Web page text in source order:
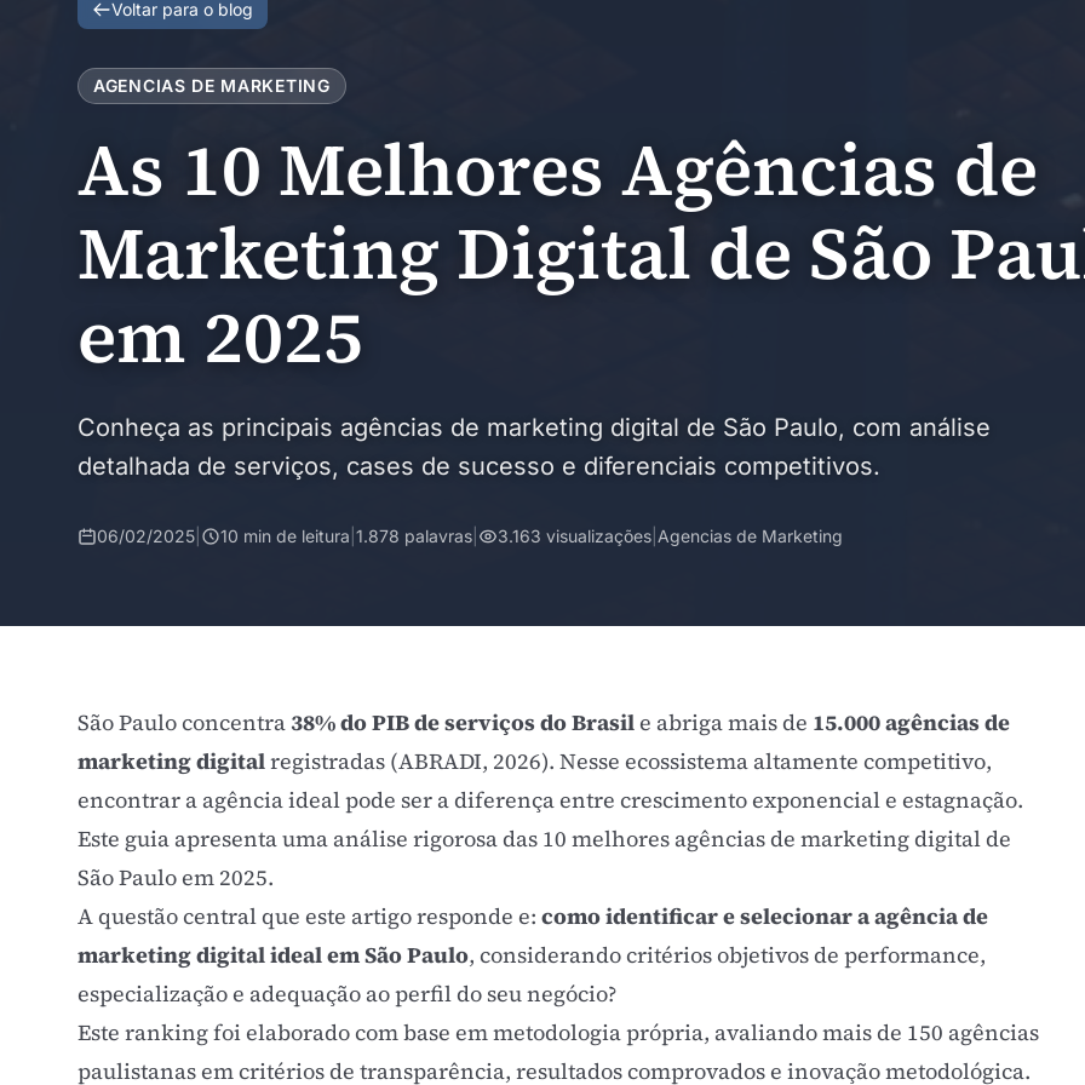
Voltar para o blog
AGENCIAS DE MARKETING
As 10 Melhores Agências de
Marketing Digital de São
em 2025
Conheça as principais agências de marketing digital de São Paulo, com análise
detalhada de serviços, cases de sucesso e diferenciais competitivos.
06/02/2025 10 min de leitura 1.878 palavras 3.163 visualizações Agencias de Marketing
São Paulo concentra 38% do PIB de serviços do Brasile abriga mais de 15.000 agências de
marketing digitalregistradas (ABRADI, 2026). Nesse ecossistema altamente competitivo,
encontrar a agência ideal pode ser a diferença entre crescimento exponencial e estagnação.
Este guia apresenta uma análise rigorosa das 10 melhores agências de marketing digital de
São Paulo em 2025.
A questão central que este artigo responde e: como identificar e selecionar a agência de
marketing digital ideal em São Paulo, considerando critérios objetivos de performance,
especialização e adequação ao perfil do seu negócio?
Este ranking foi elaborado com base em metodologia própria, avaliando mais de 150 agências
paulistanas em critérios de transparência, resultados comprovados e inovação metodológica.